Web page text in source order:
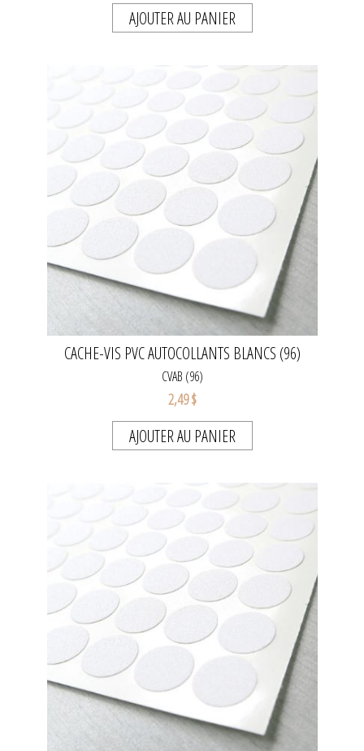
AJOUTER AU PANIER
CACHE-VIS PVC AUTOCOLLANTS BLANCS (96)
CVAB (96)
2,49 $
AJOUTER AU PANIER